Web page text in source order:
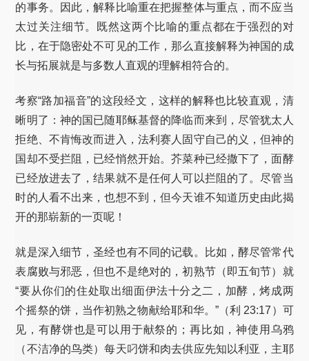
的事务。因此，解释比喻重在把握整体与重点，而不应当
太过关注细节。既然这两个比喻的重点都在于强烈的对
比，在于隐密处不可见的工作，那么直接解释为神国的成
长与拓展就是与多数人直观的理解相符合的。
考察“路加福音”的这段经文，这样的解释也比较直观，清
晰明了：神的国已随耶稣基督的降临而来到，尽管犹太人
拒绝、不肯悔改而进入，法利赛人固守自己的义，但神的
国却不受拦阻，已经悄然开始。芥菜种已经撒下了，面酵
已经放进去了，结果就不是任何人可以拦阻的了。尽管当
时的人看不出来，也想不到，但今天谁不知道历史由此揭
开的那崭新的一页呢！
就是深入细节，圣经也有不同的记载。比如，酵尽管常代
表腐败与邪恶，但也不是绝对的，初熟节（即五旬节）就
“要从你们的住处取出细面伊法十分之二，加酵，烤成两
个摇祭的饼，当作初熟之物献给耶和华。”（利 23:17）可
见，有酵饼也是可以用于献祭的；再比如，神使用乌鸦
（不洁净的鸟类）每天叼饼和肉去供应先知以利亚，主耶